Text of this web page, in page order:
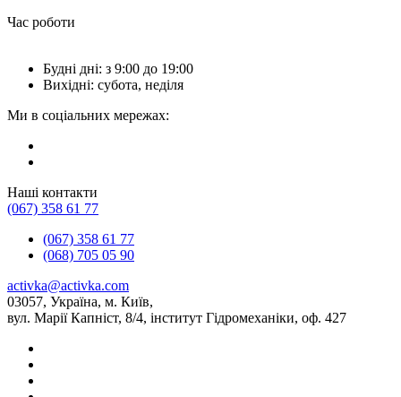
Час роботи
Будні дні: з 9:00 до 19:00
Вихідні: субота, неділя
Ми в соціальних мережах:
Наші контакти
(067) 358 61 77
(067) 358 61 77
(068) 705 05 90
activka@activka.com
03057, Україна, м. Київ,
вул. Марії Капніст, 8/4, інститут Гідромеханіки, оф. 427